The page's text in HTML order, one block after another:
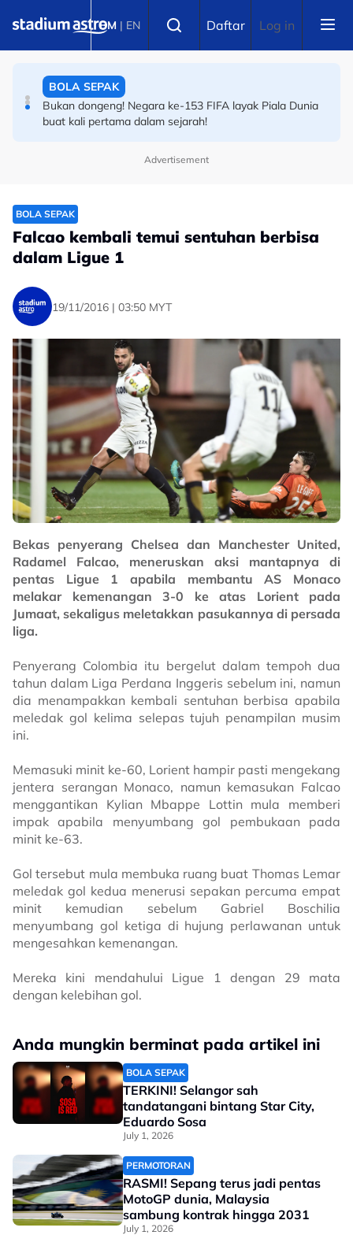
BM | EN Daftar Log in
Piala Hyundai ASEAN: Kakak Pavithran tegur peminat
BOLA SEPAK
Bukan dongeng! Negara ke-153 FIFA layak Piala Dunia
buat kali pertama dalam sejarah!
Advertisement
BOLA SEPAK
Falcao kembali temui sentuhan berbisa
dalam Ligue 1
19/11/2016 | 03:50 MYT
Bekas penyerang Chelsea dan Manchester United,
Radamel Falcao, meneruskan aksi mantapnya di
pentas Ligue 1 apabila membantu AS Monaco
melakar kemenangan 3-0 ke atas Lorient pada
Jumaat, sekaligus meletakkan pasukannya di persada
liga.
Penyerang Colombia itu bergelut dalam tempoh dua
tahun dalam Liga Perdana Inggeris sebelum ini, namun
dia menampakkan kembali sentuhan berbisa apabila
meledak gol kelima selepas tujuh penampilan musim
ini.
Memasuki minit ke-60, Lorient hampir pasti mengekang
jentera serangan Monaco, namun kemasukan Falcao
menggantikan Kylian Mbappe Lottin mula memberi
impak apabila menyumbang gol pembukaan pada
minit ke-63.
Gol tersebut mula membuka ruang buat Thomas Lemar
meledak gol kedua menerusi sepakan percuma empat
minit kemudian sebelum Gabriel Boschilia
menyumbang gol ketiga di hujung perlawanan untuk
mengesahkan kemenangan.
Mereka kini mendahului Ligue 1 dengan 29 mata
dengan kelebihan gol.
Anda mungkin berminat pada artikel ini
BOLA SEPAK
TERKINI! Selangor sah
tandatangani bintang Star City,
Eduardo Sosa
July 1, 2026
PERMOTORAN
RASMI! Sepang terus jadi pentas
MotoGP dunia, Malaysia
sambung kontrak hingga 2031
July 1, 2026